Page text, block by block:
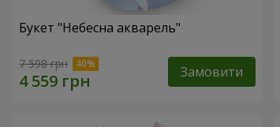
Букет "Небесна акварель"
7 598 грн Замовити